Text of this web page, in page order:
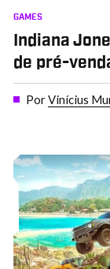
GAMES
Indiana
de pré-
PorVinícius